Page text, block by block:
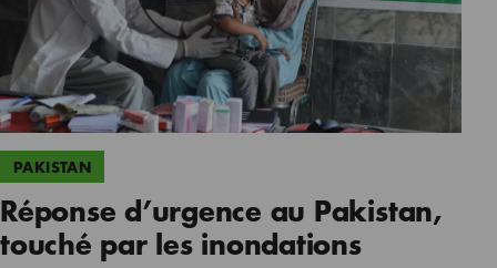
PAKISTAN
Réponse d’urgence au Pakistan,
touché par les inondations